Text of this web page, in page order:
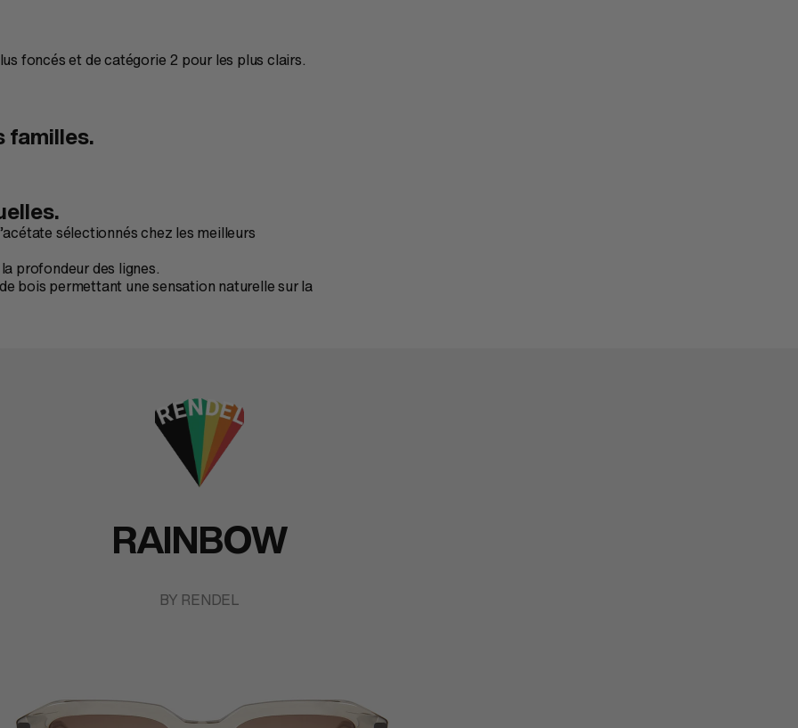
foncés et de catégorie 2 pour les plus clairs.
familles.
sélectionnés chez les meilleurs
profondeur des lignes.
bois permettant une sensation naturelle sur la
RAINBOW
BY RENDEL